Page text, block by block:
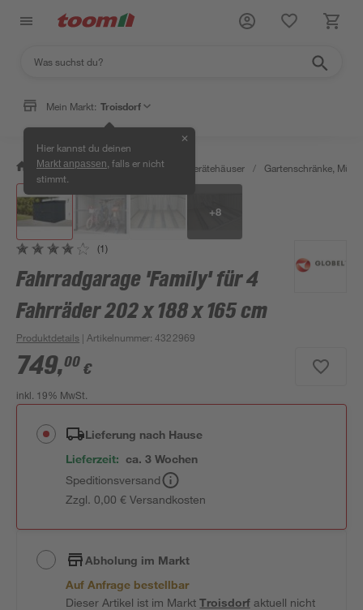
Mein Markt: Troisdorf
Hier kannst du deinen
Markt anpassen , falls er nicht
stimmt.
✕
/ Garten & Freizeit / Garten- & Gerätehäuser / Gartenschränke,
+8
(1)
Fahrradgarage 'Family' für 4
Fahrräder 202 x 188 x 165 cm
Produktdetails | Artikelnummer:4322969
749,00 €
inkl. 19% MwSt.
Lieferung nach Hause
Lieferzeit: ca. 3 Wochen
Speditionsversand
Zzgl. 0,00 € Versandkosten
Abholung im Markt
Auf Anfrage bestellbar
Dieser Artikel ist im MarktTroisdorfaktuell nicht